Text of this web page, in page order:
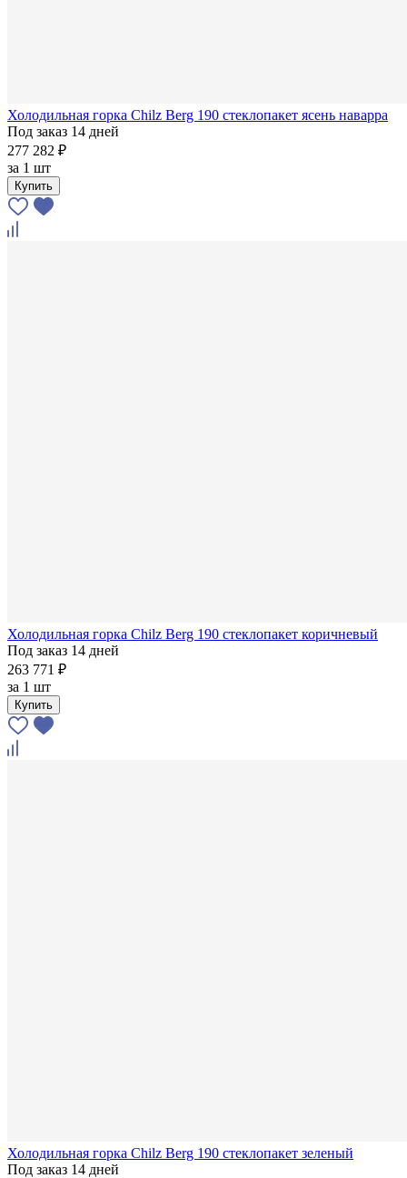
Холодильная горка Chilz Berg 190 стеклопакет ясень наварра
Под заказ 14 дней
277 282 ₽
за 1 шт
Купить
Холодильная горка Chilz Berg 190 стеклопакет коричневый
Под заказ 14 дней
263 771 ₽
за 1 шт
Купить
Холодильная горка Chilz Berg 190 стеклопакет зеленый
Под заказ 14 дней